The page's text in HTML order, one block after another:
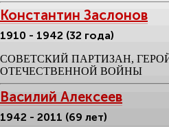
Константин Заслонов
1910 - 1942 (32 года)
СОВЕТСКИЙ ПАРТИЗАН,
ОТЕЧЕСТВЕННОЙ ВОЙНЫ
Василий Алексеев
1942 - 2011 (69 лет)